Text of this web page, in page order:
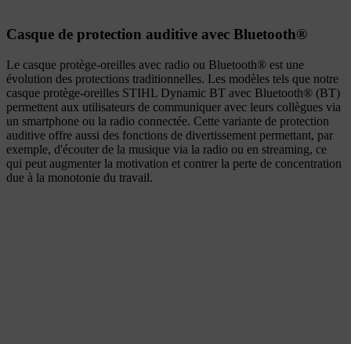
Casque de protection auditive avec Bluetooth®
Le casque protège-oreilles avec radio ou Bluetooth® est une
évolution des protections traditionnelles. Les modèles tels que notre
casque protège-oreilles STIHL Dynamic BT avec Bluetooth® (BT)
permettent aux utilisateurs de communiquer avec leurs collègues via
un smartphone ou la radio connectée. Cette variante de protection
auditive offre aussi des fonctions de divertissement permettant, par
exemple, d'écouter de la musique via la radio ou en streaming, ce
qui peut augmenter la motivation et contrer la perte de concentration
due à la monotonie du travail.